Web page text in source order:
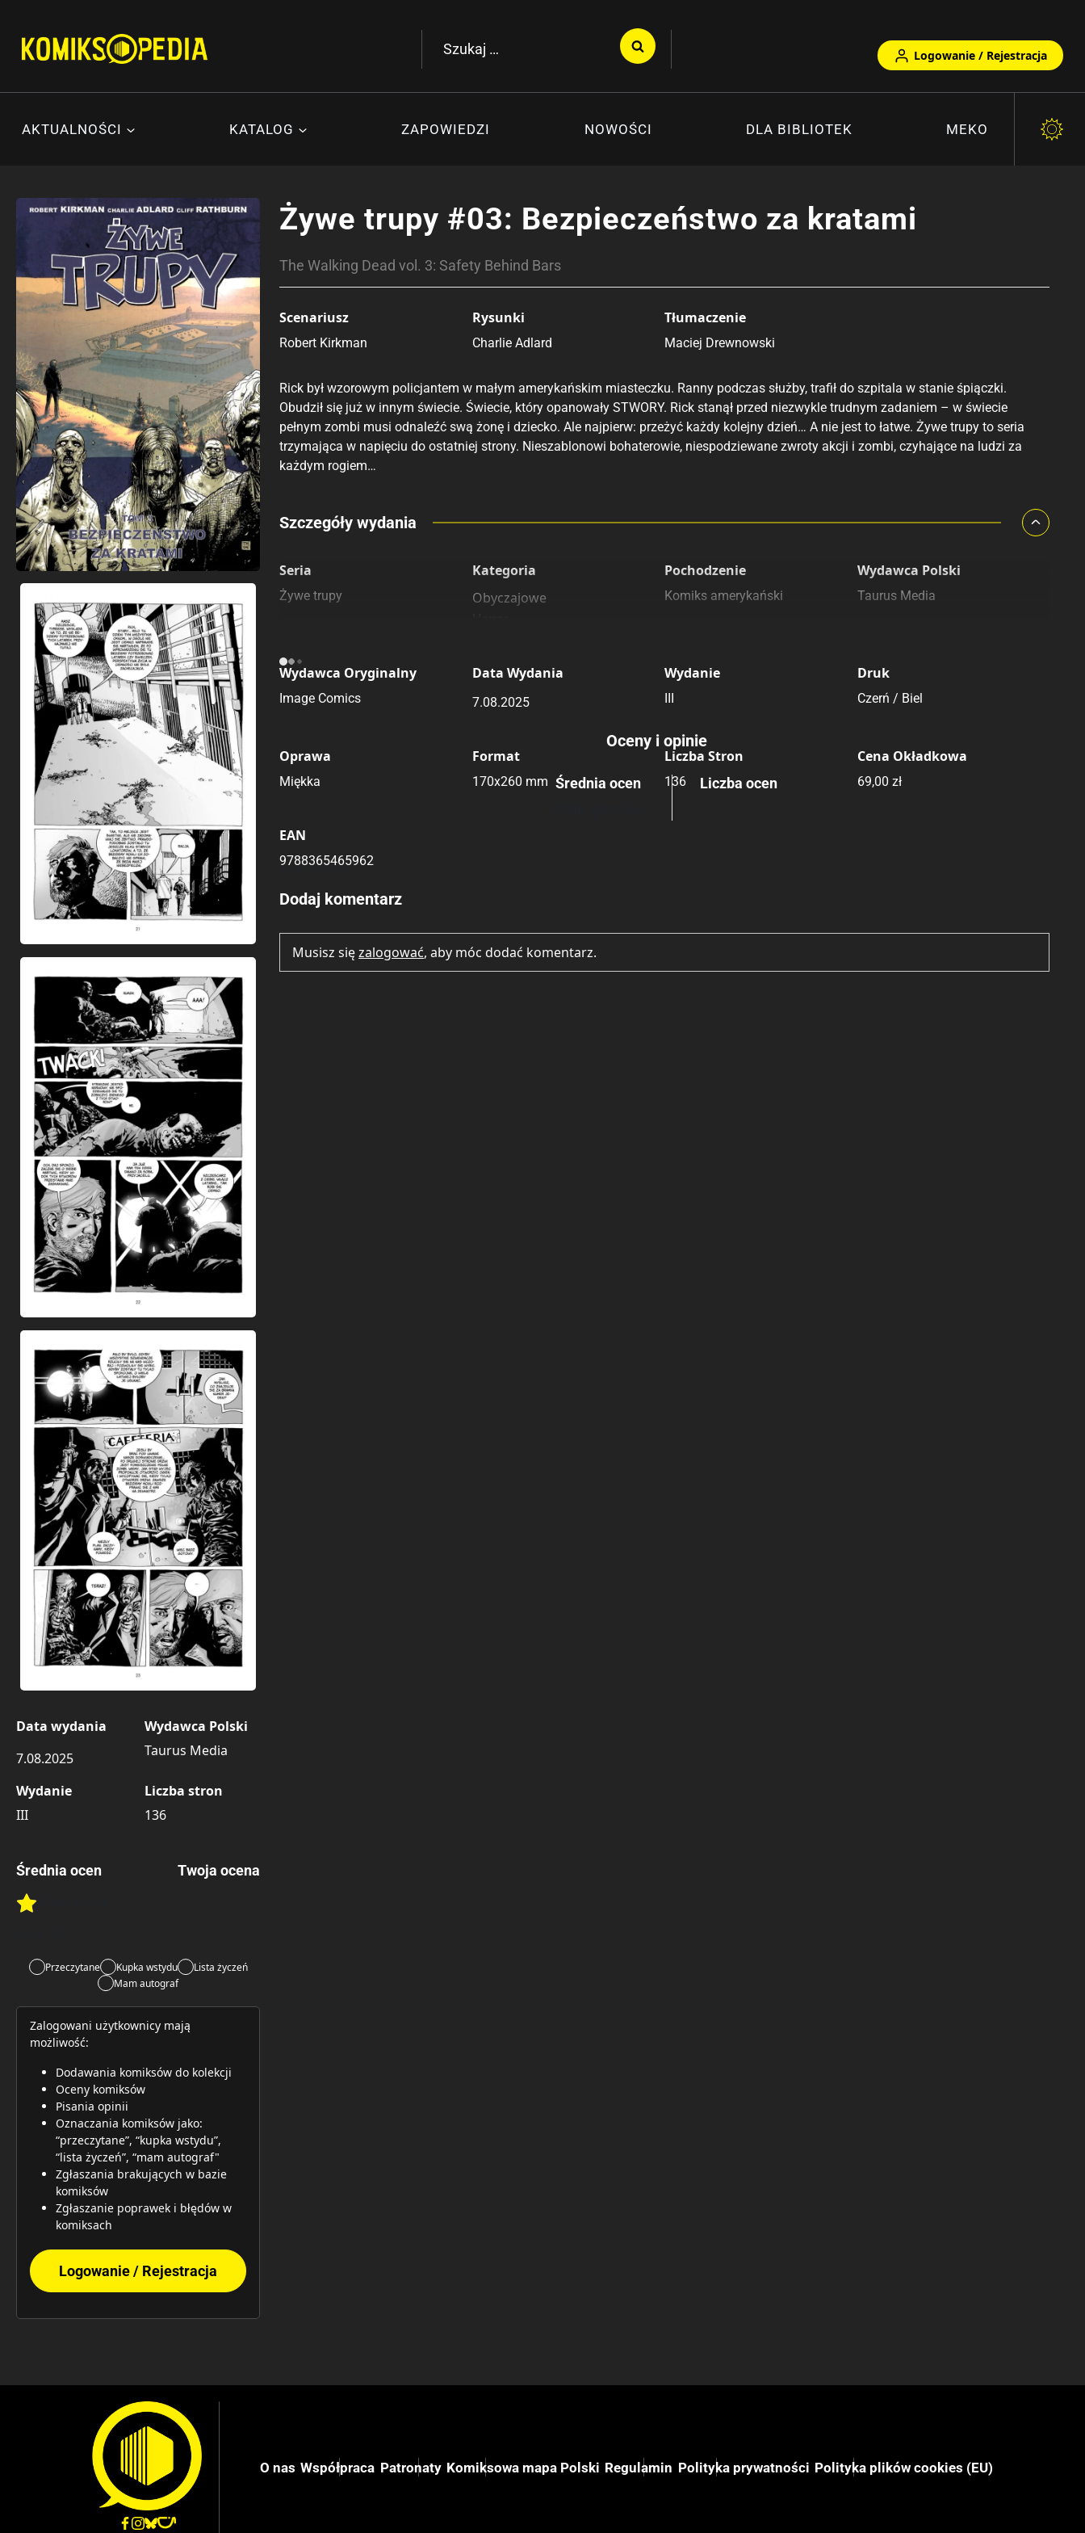
treści
Szukaj:
Logowanie / Rejestracja
AKTUALNOŚCI KATALOG ZAPOWIEDZI NOWOŚCI DLA BIBLIOTEK MEKO
Data wydania
7.08.2025
Wydawca Polski
Taurus Media
Wydanie
III
Liczba stron
136
Średnia ocen
Rate this item:
Twoja ocena
Przeczytane Kupka wstydu
Lista życzeń
Mam autograf
Zalogowani użytkownicy mają
możliwość:
Dodawania komiksów do kolekcji
Oceny komiksów
Pisania opinii
Oznaczania komiksów jako:
“przeczytane”, “kupka wstydu”,
“lista życzeń”, “mam autograf"
Zgłaszania brakujących w bazie
komiksów
Zgłaszanie poprawek i błędów w
komiksach
Logowanie / Rejestracja
Żywe trupy #03: Bezpieczeństwo za kratami
The Walking Dead vol. 3: Safety Behind Bars
Scenariusz
Robert Kirkman
Rysunki
Charlie Adlard
Tłumaczenie
Maciej Drewnowski
Rick był wzorowym policjantem w małym amerykańskim miasteczku. Ranny podczas służby, trafił do szpitala w stanie śpiączki.
Obudził się już w innym świecie. Świecie, który opanowały STWORY. Rick stanął przed niezwykle trudnym zadaniem – w świecie
pełnym zombi musi odnaleźć swą żonę i dziecko. Ale najpierw: przeżyć każdy kolejny dzień… A nie jest to łatwe. Żywe trupy to seria
trzymająca w napięciu do ostatniej strony. Nieszablonowi bohaterowie, niespodziewane zwroty akcji i zombi, czyhające na ludzi za
każdym rogiem…
Porównaj ceny
Szczegóły wydania
Seria
Żywe trupy
Kategoria
Obyczajowe
Pochodzenie
Komiks amerykański
Wydawca Polski
Taurus Media
Wydawca Oryginalny
Image Comics
Data Wydania
7.08.2025
Wydanie
III
Druk
Czerń / Biel
Oprawa
Miękka
Format
170x260 mm
Liczba Stron
136
Cena Okładkowa
69,00 zł
EAN
9788365465962
Oceny i opinie
Średnia ocen Liczba ocen
Brak opinii.
Dodaj komentarz
Musisz sięzalogować, aby móc dodać komentarz.
O nas Współpraca Patronaty Komiksowa mapa Polski Regulamin Polityka prywatności Polityka plików cookies (EU)